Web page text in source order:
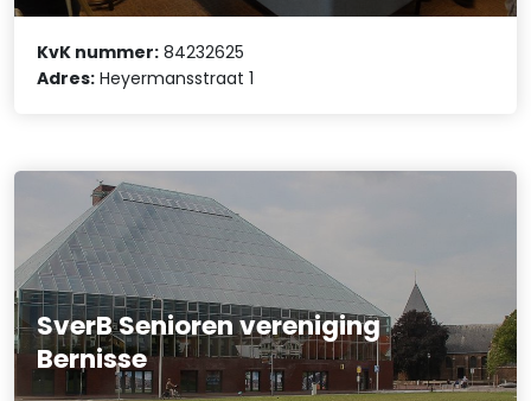
KvK nummer: 84232625
Adres: Heyermansstraat 1
SverB Senioren vereniging
Bernisse